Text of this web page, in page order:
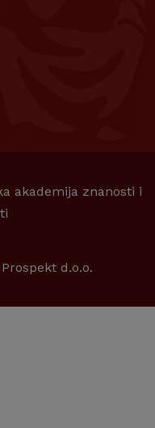
akademija znanosti i
Prospekt d.o.o.